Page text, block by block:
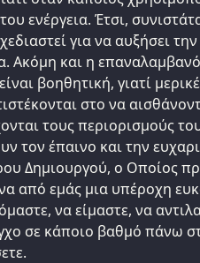
ενέργεια. Έτσι,
για να αυξήσει
Ακόμη και η
βοηθητική, γιατί
στο να
τους περιορισμούς
τον έπαινο και την
Δημιουργού, ο Οποίος
από εμάς μια υπέροχη
να είμαστε, να
σε κάποιο βαθμό πάνω